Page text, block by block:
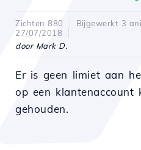
Zichten 880 Bijgewerkt 3 ani
27/07/2018
door Mark D.
Er is geen limiet aan
op een klantenaccount
gehouden.